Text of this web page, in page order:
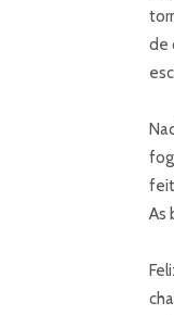
de
As